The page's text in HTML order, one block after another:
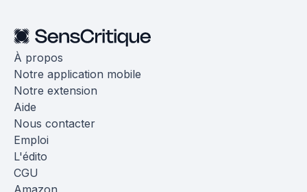
À propos
Notre application mobile
Notre extension
Aide
Nous contacter
Emploi
L'édito
CGU
Amazon